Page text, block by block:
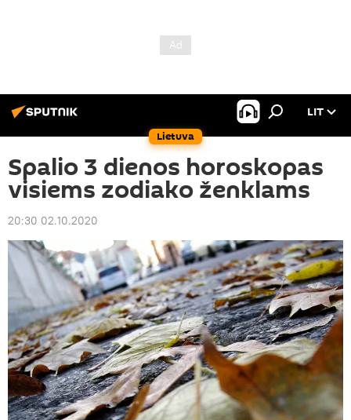
Lietuva
LIT
Spalio 3 dienos horoskopas
visiems zodiako ženklams
20:30 02.10.2020